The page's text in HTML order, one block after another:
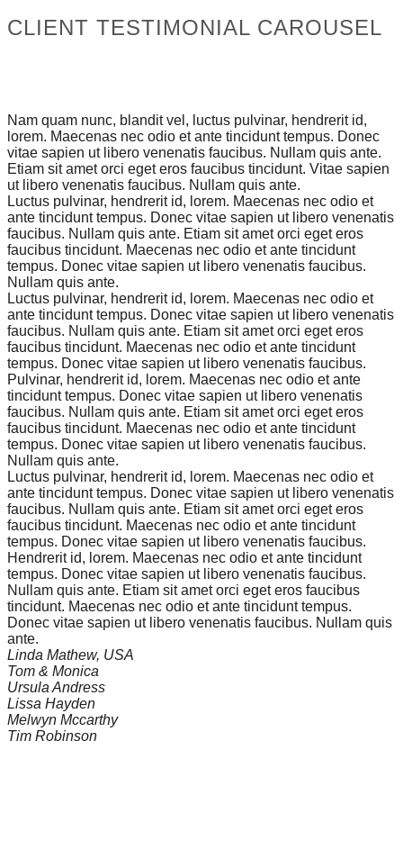
CLIENT TESTIMONIAL CAROUSEL
Nam quam nunc, blandit vel, luctus pulvinar, hendrerit id,
lorem. Maecenas nec odio et ante tincidunt tempus. Donec
vitae sapien ut libero venenatis faucibus. Nullam quis ante.
Etiam sit amet orci eget eros faucibus tincidunt. Vitae sapien
ut libero venenatis faucibus. Nullam quis ante.
Luctus pulvinar, hendrerit id, lorem. Maecenas nec odio et
ante tincidunt tempus. Donec vitae sapien ut libero venenatis
faucibus. Nullam quis ante. Etiam sit amet orci eget eros
faucibus tincidunt. Maecenas nec odio et ante tincidunt
tempus. Donec vitae sapien ut libero venenatis faucibus.
Nullam quis ante.
Luctus pulvinar, hendrerit id, lorem. Maecenas nec odio et
ante tincidunt tempus. Donec vitae sapien ut libero venenatis
faucibus. Nullam quis ante. Etiam sit amet orci eget eros
faucibus tincidunt. Maecenas nec odio et ante tincidunt
tempus. Donec vitae sapien ut libero venenatis faucibus.
Pulvinar, hendrerit id, lorem. Maecenas nec odio et ante
tincidunt tempus. Donec vitae sapien ut libero venenatis
faucibus. Nullam quis ante. Etiam sit amet orci eget eros
faucibus tincidunt. Maecenas nec odio et ante tincidunt
tempus. Donec vitae sapien ut libero venenatis faucibus.
Nullam quis ante.
Luctus pulvinar, hendrerit id, lorem. Maecenas nec odio et
ante tincidunt tempus. Donec vitae sapien ut libero venenatis
faucibus. Nullam quis ante. Etiam sit amet orci eget eros
faucibus tincidunt. Maecenas nec odio et ante tincidunt
tempus. Donec vitae sapien ut libero venenatis faucibus.
Hendrerit id, lorem. Maecenas nec odio et ante tincidunt
tempus. Donec vitae sapien ut libero venenatis faucibus.
Nullam quis ante. Etiam sit amet orci eget eros faucibus
tincidunt. Maecenas nec odio et ante tincidunt tempus.
Donec vitae sapien ut libero venenatis faucibus. Nullam quis
ante.
Linda Mathew, USA
Tom & Monica
Ursula Andress
Lissa Hayden
Melwyn Mccarthy
Tim Robinson